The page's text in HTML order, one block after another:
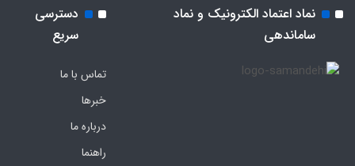
نماد اعتماد الکترونیک و نماد
ساماندهی
دسترسی
سریع
تماس با ما
خبرها
درباره ما
راهنما